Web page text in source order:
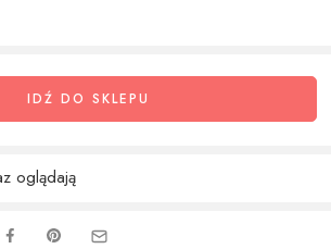
IDŹ DO SKLEPU
oglądają